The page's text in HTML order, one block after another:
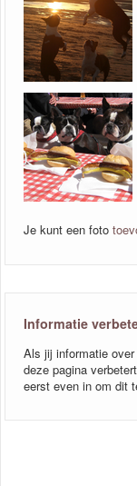
Je kunt een foto
Informatie
Als jij informatie
deze pagina
eerst even in om dit